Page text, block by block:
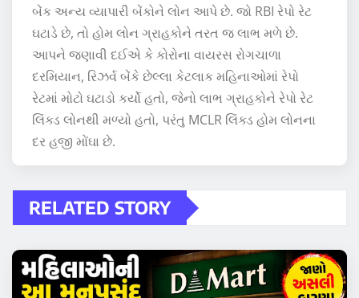
બેંક અન્ય વ્યાપારી બેંકોને લોન આપે છે. જો RBI રેપો રેટ
ઘટાડે છે, તો હોમ લોન ગ્રાહકોને તરત જ લાભ મળે છે.
આપને જણાવી દઈએ કે કોરોના વાયરસ રોગચાળા
દરમિયાન, રિઝર્વ બેંકે છેલ્લા કેટલાક મહિનાઓમાં રેપો
રેટમાં મોટો ઘટાડો કર્યો હતો, જેનો લાભ ગ્રાહકોને રેપો રેટ
લિંક્ડ લોનથી મળ્યો હતો, પરંતુ MCLR લિંક્ડ હોમ લોનના
દર હજી મોંઘા છે.
RELATED STORY